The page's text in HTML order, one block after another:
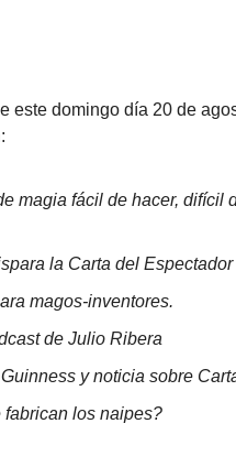
este domingo día 20 de
magia fácil de hacer, difícil
la Carta del Espectador
magos-inventores.
de Julio Ribera
y noticia sobre
fabrican los naipes?